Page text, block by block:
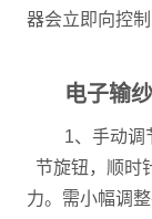
器会立即向控
电子输
1、手动调
节旋钮，顺时
力。需小幅调